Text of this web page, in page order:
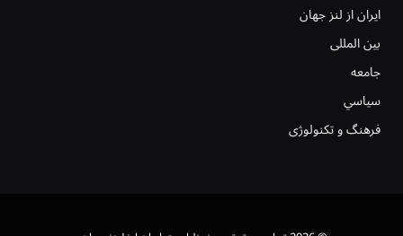
ایران از لنز جهان
بين المللى
جامعه
سياسي
فرهنگ و تکنولوژی